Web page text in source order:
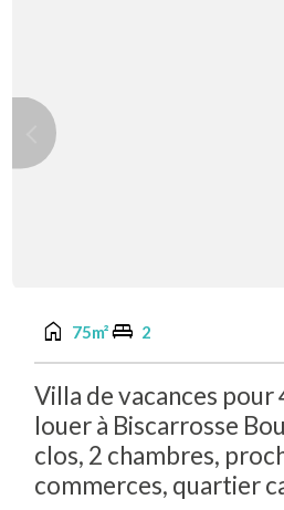
Previous
home 75m²king_bed 2
Villa de vacances pour
louer à Biscarrosse
clos, 2 chambres,
commerces, quartier